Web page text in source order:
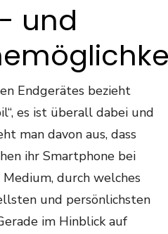
und
Endgerätes bezieht
es ist überall dabei und
man davon aus, dass
ihr Smartphone bei
durch welches
und persönlichsten
im Hinblick auf